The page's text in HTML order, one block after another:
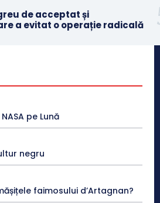
de acceptat și
a evitat o operație radicală
pe Lună
negru
faimosului d’Artagnan?